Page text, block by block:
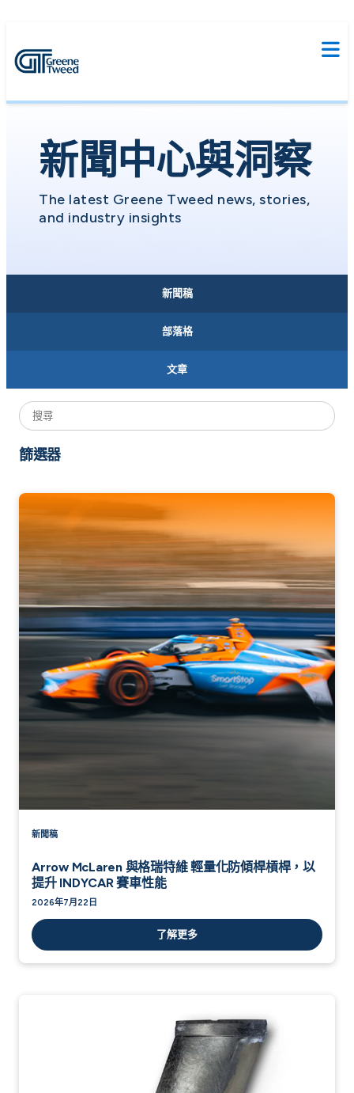
新聞中心與洞察
新聞稿
部落格
文章
篩選器
新聞稿
Arrow McLaren 與格瑞特維 輕量化防傾桿槓桿，以
提升 INDYCAR 賽車性能
2026年7月22日
了解更多